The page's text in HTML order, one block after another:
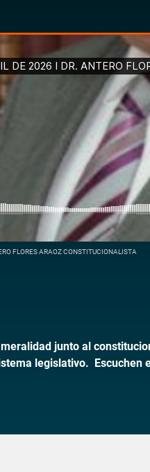
FLORES ARAOZ CONSTITUCIONALISTA
junto al
legislativo.